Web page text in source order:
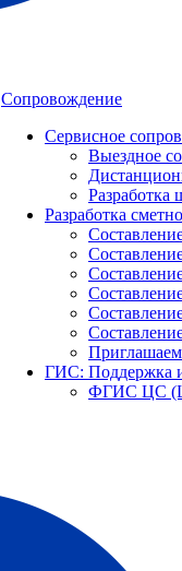
Сопровождение
Сервисное
Выездное
Разработка
Разработка
Приглашаем
ГИС: Поддержка
ФГИС ЦС